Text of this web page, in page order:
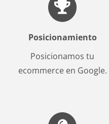
Posicionamiento
Posicionamos tu
ecommerce en Google.